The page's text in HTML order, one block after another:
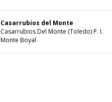
Casarrubios del Monte
Casarrubios Del Monte (Toledo) P. I.
Monte Boyal